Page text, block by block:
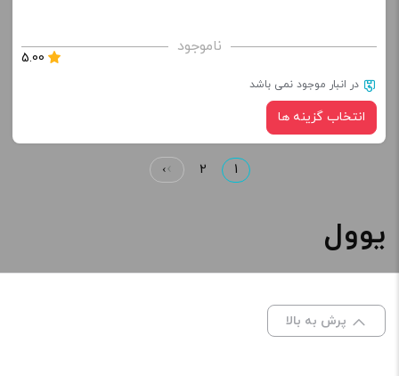
برای فعال شدن سبد خرید و نمایش قیمت ، گزینه های محصول را
+
ناموجود
5.00
در انبار موجود نمی باشد
انتخاب گزینه ها
از کادر بالا انتخاب کنید.
1
2
›
یوول
پرش به بالا